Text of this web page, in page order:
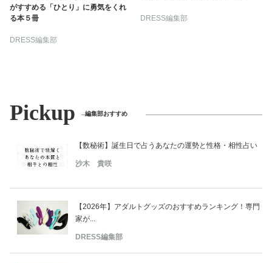
がすすめる「ひとり」に勇気をくれ
る本５冊
DRESS編集部
DRESS編集部
Pickup 編集部おすすめ
【数秘術】誕生日で占うあなたの運勢と性格・相性占い
沙木 貴咲
【2026年】アダルトグッズのおすすめランキング！専門
家が...
DRESS編集部